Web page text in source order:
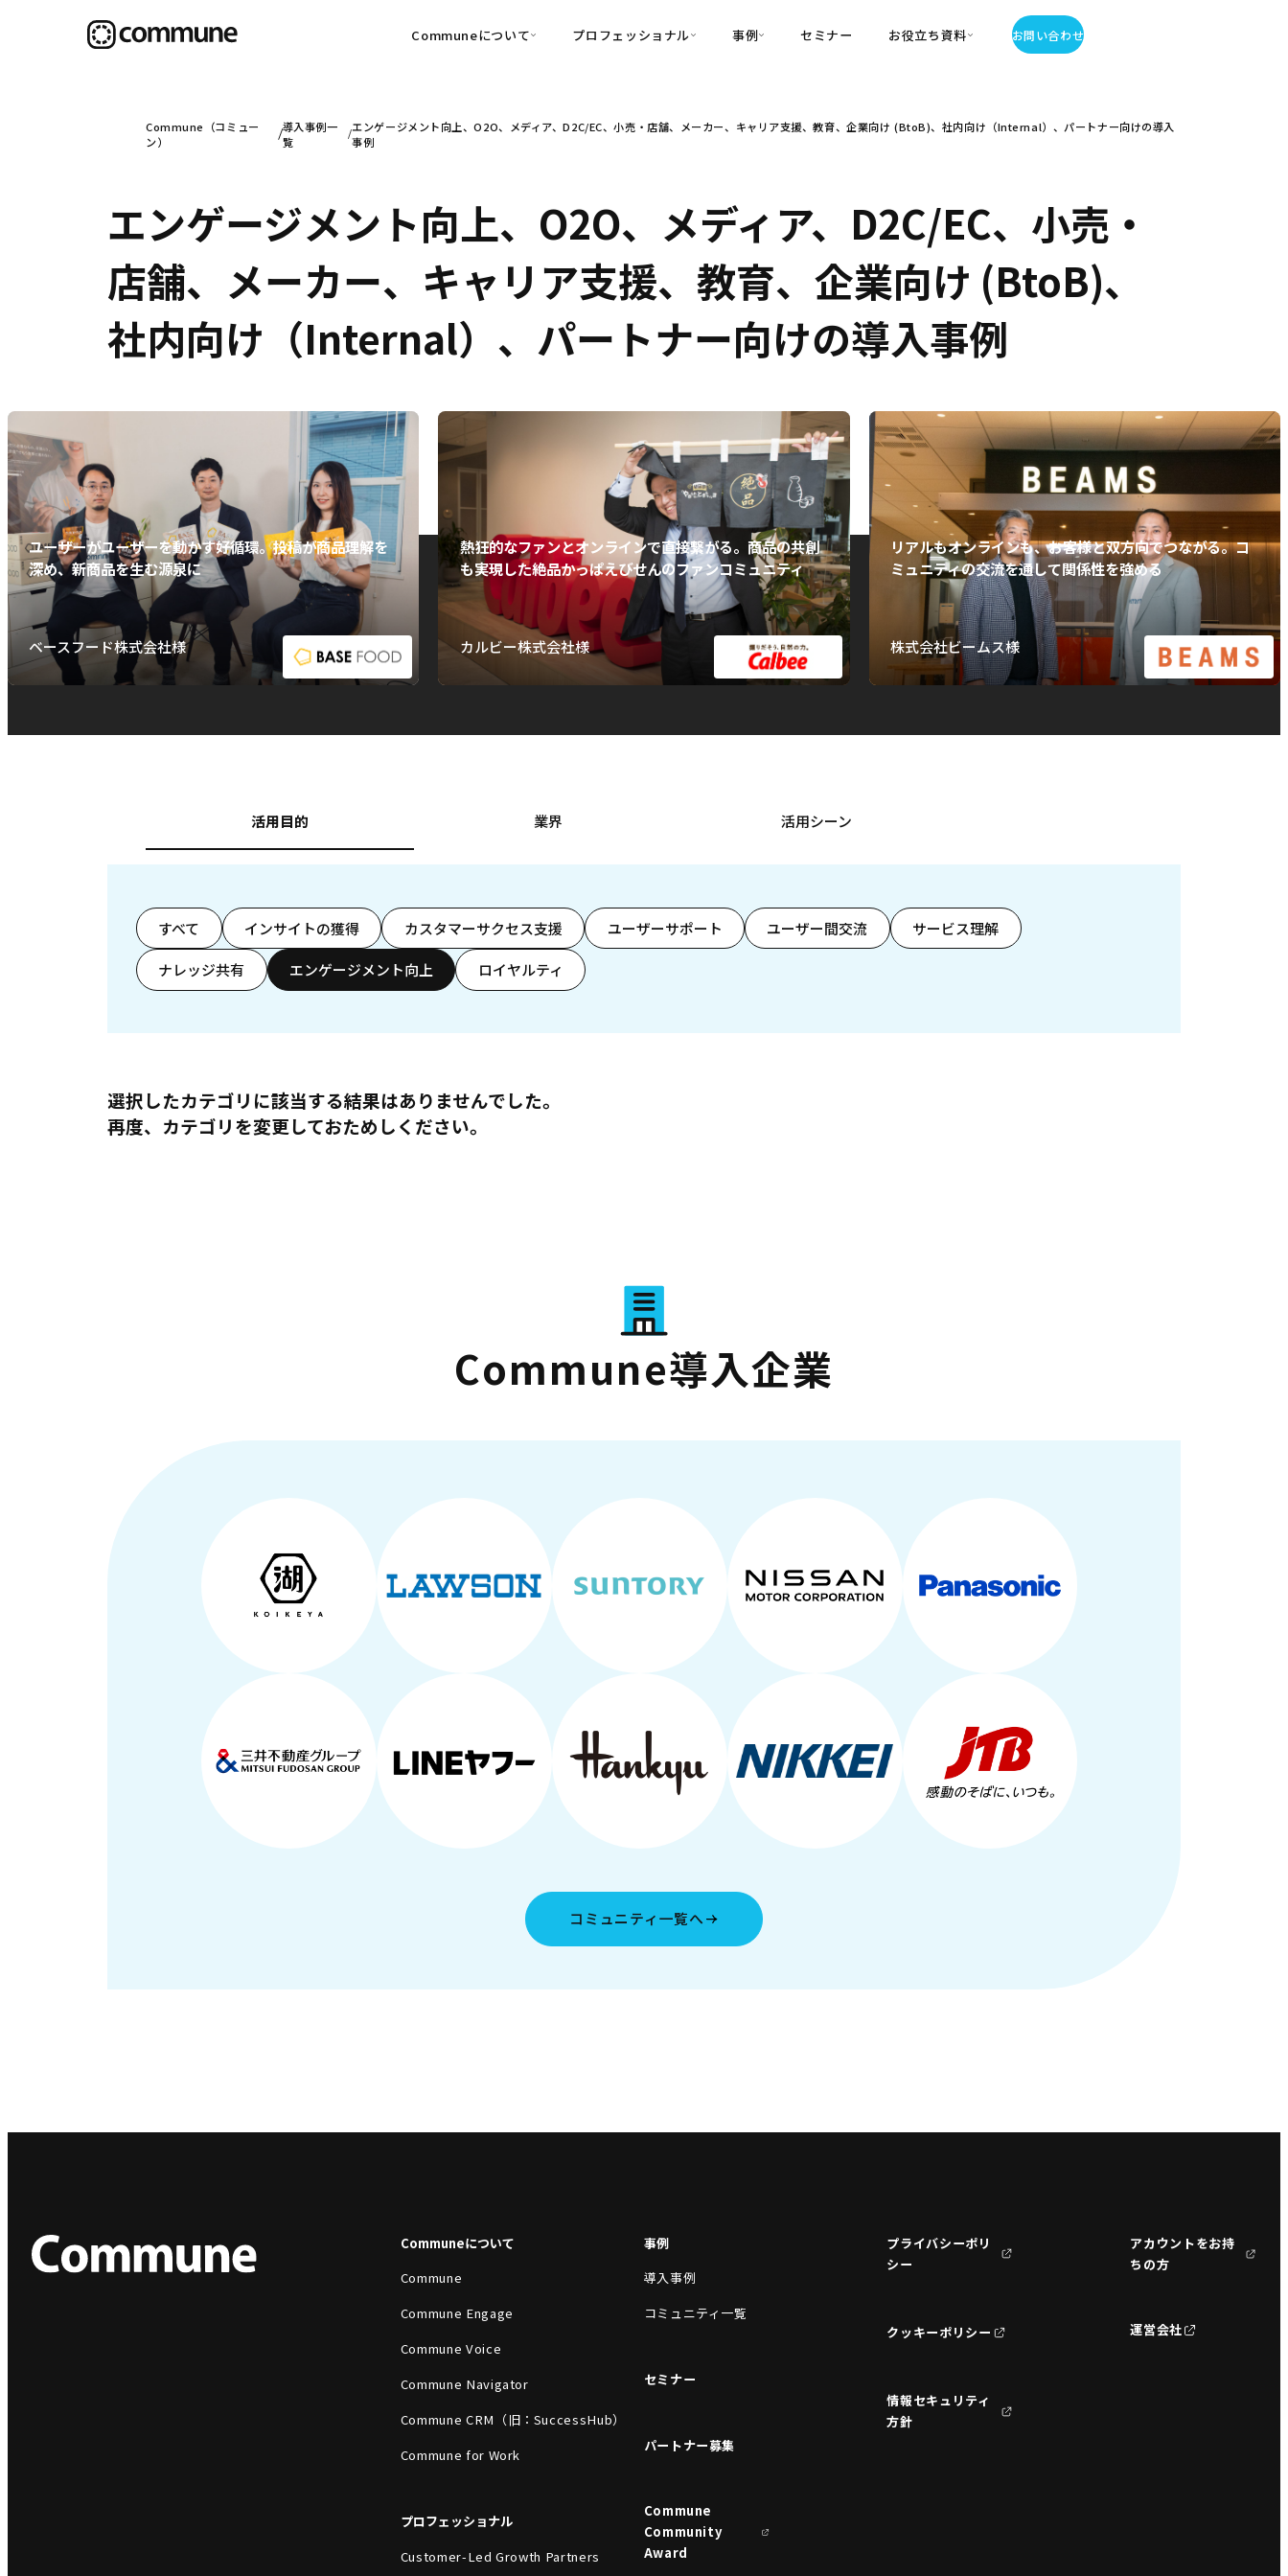
Communeについて
可視化
育成
信頼を醸成する信頼起点経営基盤
SuccessHub）
・Commune for Work
プロフェッショナル
・Customer-Led Growth
事例
導入事例
セミナー お役立ち資料
・お役立ち資料
お問い合わせ
Commune（コミュー
ン）
導入事例一
覧
エンゲージメント向上、O2O、メディア、D2C/EC、小売・店舗、メーカー、キャリア支援、教育、企業向け (BtoB)、社内向け（Internal）、パートナー向けの導入
事例
エンゲージメント向上、O2O、メディア、D2C/EC、小売・
店舗、メーカー、キャリア支援、教育、企業向け (BtoB)、
社内向け（Internal）、パートナー向けの導入事例
ユーザーがユーザーを動かす好循環。投稿が商品理解を
深め、新商品を生む源泉に
ベースフード株式会社様
熱狂的なファンとオンラインで直接繋がる。商品の共創
も実現した絶品かっぱえびせんのファンコミュニティ
カルビー株式会社様
リアルもオンラインも、お客様と双方向でつながる。コ
ミュニティの交流を通して関係性を強める
株式会社ビームス様
活用目的 業界 活用シーン
すべて インサイトの獲得 カスタマーサクセス支援 ユーザーサポート ユーザー間交流 サービス理解
ナレッジ共有 エンゲージメント向上 ロイヤルティ
選択したカテゴリに該当する結果はありませんでした。
再度、カテゴリを変更しておためしください。
Commune導入企業
コミュニティ一覧へ
Communeについて
Commune
Commune Engage
Commune Voice
Commune Navigator
Commune CRM（旧：SuccessHub）
Commune for Work
プロフェッショナル
Customer-Led Growth Partners
事例
導入事例
コミュニティ一覧
セミナー
パートナー募集
Commune
Community
Award
プライバシーポリ
シー
クッキーポリシー
情報セキュリティ
方針
アカウントをお持
ちの方
運営会社